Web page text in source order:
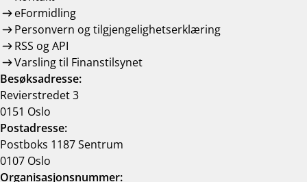
eFormidling
Personvern og tilgjengelighetserklæring
RSS og API
Varsling til Finanstilsynet
Besøksadresse:
Revierstredet 3
0151 Oslo
Postadresse:
Postboks 1187 Sentrum
0107 Oslo
Organisasjonsnummer: